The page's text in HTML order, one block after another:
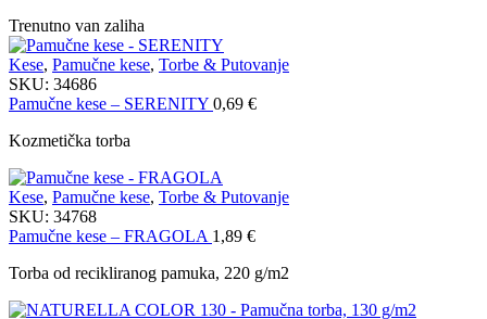
Trenutno van zaliha
Kese, Pamučne kese, Torbe & Putovanje
SKU: 34686
Pamučne kese – SERENITY 0,69 €
Kozmetička torba
Kese, Pamučne kese, Torbe & Putovanje
SKU: 34768
Pamučne kese – FRAGOLA 1,89 €
Torba od recikliranog pamuka, 220 g/m2